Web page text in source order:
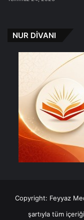
NUR DİVANI
Copyright: Feyyaz
şartıyla tüm